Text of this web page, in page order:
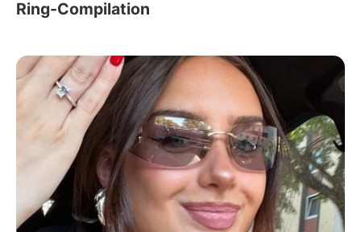
Ring-Compilation